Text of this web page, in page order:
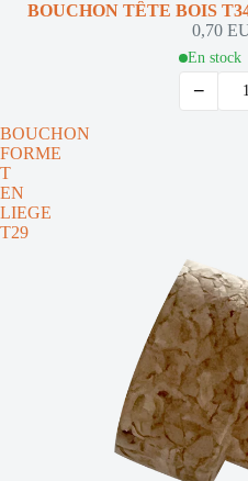
BOUCHON TÊTE BOIS
0,70
En stock
−
BOUCHON
FORME
T
EN
LIEGE
T29